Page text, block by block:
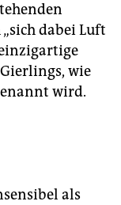
dabei Luft
wie
wird.
als